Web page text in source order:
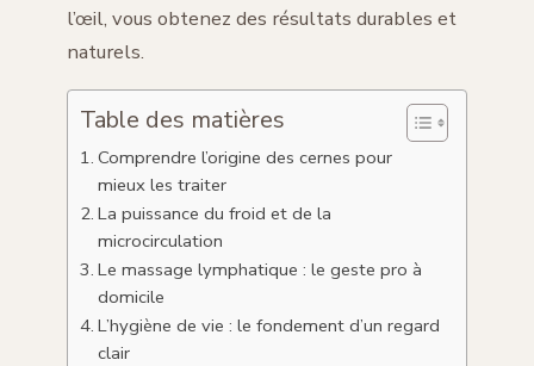
l’œil, vous obtenez des résultats durables et
naturels.
Table des matières
Comprendre l’origine des cernes pour
mieux les traiter
La puissance du froid et de la
microcirculation
Le massage lymphatique : le geste pro à
domicile
L’hygiène de vie : le fondement d’un regard
clair